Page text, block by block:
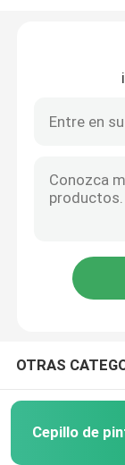
Productos
OTRAS
Cepillo de